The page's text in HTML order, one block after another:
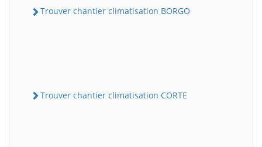
Trouver chantier climatisation BORGO
Trouver chantier climatisation CORTE